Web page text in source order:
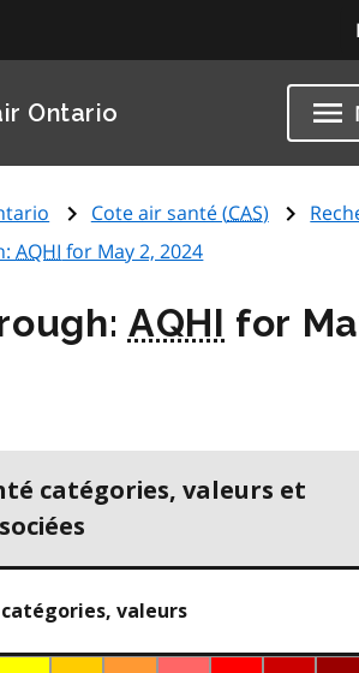
Ontario
Cote air santé (CAS)
AQHI for May 2, 2024
AQHI for
catégories, valeurs et
valeurs